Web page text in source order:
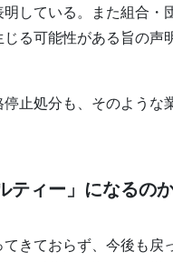
している。また組合・
る可能性がある旨の声
止処分も、そのような
ティー」になるの
きておらず、今後も戻